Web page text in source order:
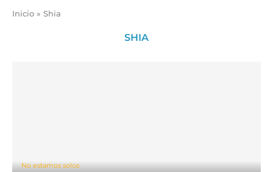
Inicio » Shia
SHIA
No estamos solos